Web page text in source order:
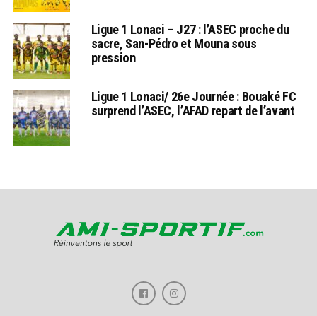
Ligue 1 Lonaci – J27 : l’ASEC proche du
sacre, San-Pédro et Mouna sous
pression
Ligue 1 Lonaci/ 26e Journée : Bouaké FC
surprend l’ASEC, l’AFAD repart de l’avant